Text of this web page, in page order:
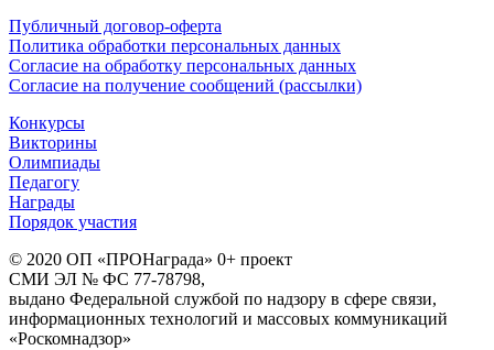
Публичный договор-оферта
Политика обработки персональных данных
Согласие на обработку персональных данных
Согласие на получение сообщений (рассылки)
Конкурсы
Викторины
Олимпиады
Педагогу
Награды
Порядок участия
© 2020 ОП «ПРОНаграда» 0+ проект
СМИ ЭЛ № ФС 77-78798,
выдано Федеральной службой по надзору в сфере связи,
информационных технологий и массовых коммуникаций
«Роскомнадзор»